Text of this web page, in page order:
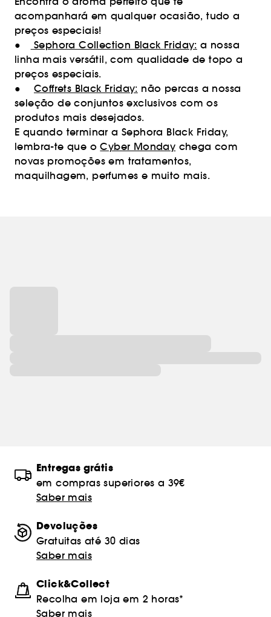
acompanhará em qualquer ocasião, tudo a
preços especiais!
●
Sephora Collection Black Friday: a nossa
linha mais versátil, com qualidade de topo a
preços especiais.
● Coffrets Black Friday: não percas a nossa
seleção de conjuntos exclusivos com os
produtos mais desejados.
E quando terminar a Sephora Black Friday,
lembra-te que oCyber Monday chega com
novas promoções em tratamentos,
maquilhagem, perfumes e muito mais.
Entregas grátis
em compras superiores a 39€
Saber mais
Devoluções
Gratuitas até 30 dias
Saber mais
Click&Collect
Recolha em loja em 2 horas*
Saber mais